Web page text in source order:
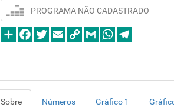
PROGRAMA NÃO CADASTRADO
Sobre Números Gráfico 1